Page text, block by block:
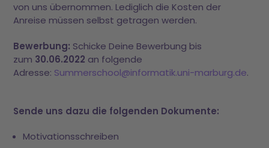
von uns übernommen. Lediglich die Kosten der
Anreise müssen selbst getragen werden.
Bewerbung: Schicke Deine Bewerbung bis
zum 30.06.2022 an folgende
Adresse: Summerschool@informatik.uni-marburg.de.
Sende uns dazu die folgenden Dokumente:
Motivationsschreiben